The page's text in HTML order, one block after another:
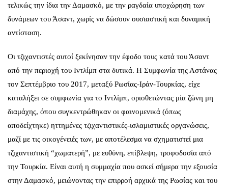
τελικώς την ίδια την Δαμασκό, με την ραγδαία υποχώρηση των
δυνάμεων του Άσαντ, χωρίς να δώσουν ουσιαστική και δυναμική
αντίσταση.
Οι τζιχαντιστές αυτοί ξεκίνησαν την έφοδο τους κατά του Άσαντ
από την περιοχή του Ιντλίμπ στα δυτικά. Η Συμφωνία της Αστάνας
τον Σεπτέμβριο του 2017, μεταξύ Ρωσίας-Ιράν-Τουρκίας, είχε
καταλήξει σε συμφωνία για το Ιντλίμπ, οριοθετώντας μία ζώνη μη
διαμάχης, όπου συγκεντρώθηκαν οι φαινομενικά (όπως
αποδείχτηκε) ηττημένες τζιχαντιστικές-ισλαμιστικές οργανώσεις,
μαζί με τις οικογένειές των, με αποτέλεσμα να σχηματιστεί μια
τζιχαντιστική “χωματερή”, με ευθύνη, επίβλεψη, τροφοδοσία από
την Τουρκία. Είναι αυτή η συμμαχία που ασκεί σήμερα την εξουσία
στην Δαμασκό, μειώνοντας την επιρροή αρχικά της Ρωσίας και του